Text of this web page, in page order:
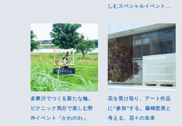
しむスペシャルイベントに
多摩川でつくる新たな輪。
ピクニック気分で楽しむ野
外イベント「かわのわ」
花を受け取り、アート作品
に“参加”する。篠崎恵美と
考える、花々の未来